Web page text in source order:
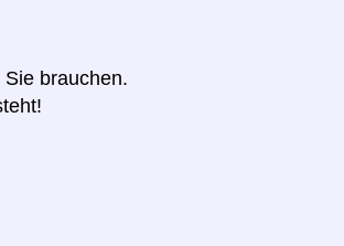
brauchen.